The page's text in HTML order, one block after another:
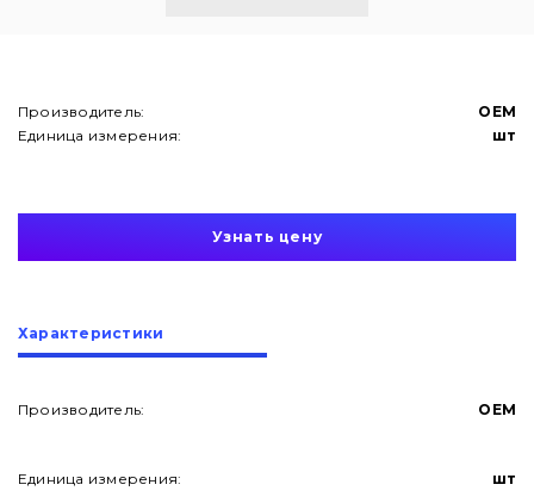
О нас
Контакты
Вакансии
Производитель:
OEM
Единица измерения:
шт
Узнать цену
Характеристики
Производитель: OEM
Единица измерения: шт